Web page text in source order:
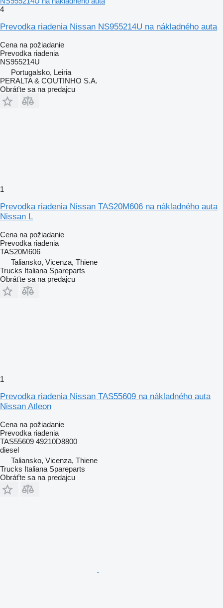
4
Prevodka riadenia Nissan NS955214U na nákladného auta
Cena na požiadanie
Prevodka riadenia
NS955214U
Portugalsko, Leiria
PERALTA & COUTINHO S.A.
Obráťte sa na predajcu
1
Prevodka riadenia Nissan TAS20M606 na nákladného auta
Nissan L
Cena na požiadanie
Prevodka riadenia
TAS20M606
Taliansko, Vicenza, Thiene
Trucks Italiana Spareparts
Obráťte sa na predajcu
1
Prevodka riadenia Nissan TAS55609 na nákladného auta
Nissan Atleon
Cena na požiadanie
Prevodka riadenia
TAS55609 49210D8800
diesel
Taliansko, Vicenza, Thiene
Trucks Italiana Spareparts
Obráťte sa na predajcu